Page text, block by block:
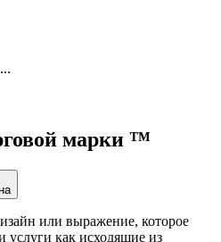
марки ™
или выражение, которое
услуги как исходящие из